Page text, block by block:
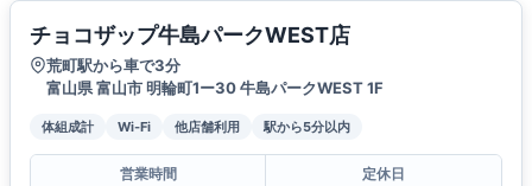
チョコザップ牛島パークWEST店
荒町駅から車で3分
富山県 富山市 明輪町1ー30 牛島パークWEST 1F
体組成計 Wi-Fi 他店舗利用 駅から5分以内
営業時間
定休日